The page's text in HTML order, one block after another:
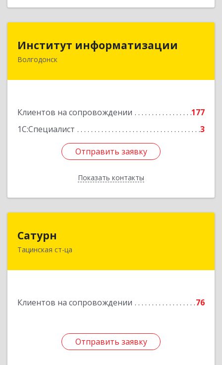
Институт информатизации
Волгодонск
Клиентов на сопровождении
177
1С:Специалист
3
Отправить заявку
Показать контакты
Институт информатизации
347383, Ростовская обл, Волгодонск г, Маршала
Отправить заявку
Назад
Сатурн
Тацинская ст-ца
Клиентов на сопровождении 76
Отправить заявку
347060, Ростовская область, Тацинский район,
Отправить заявку